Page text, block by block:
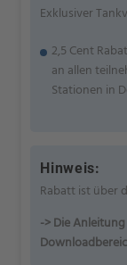
Exklusiver
2,5 Cent
an allen
Stationen in
Hinweis:
Rabatt ist über
-> Die